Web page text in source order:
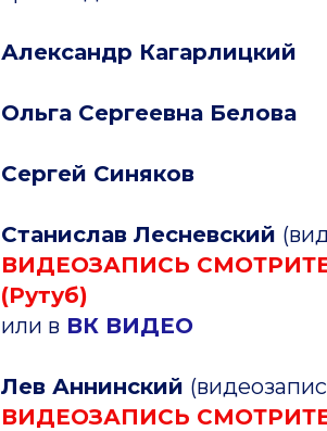
Александр Кагарлицкий
Ольга Сергеевна Белова
Сергей Синяков
Станислав Лесневский
ВИДЕОЗАПИСЬ
(Рутуб)
или в ВК ВИДЕО
Лев Аннинский
ВИДЕОЗАПИСЬ